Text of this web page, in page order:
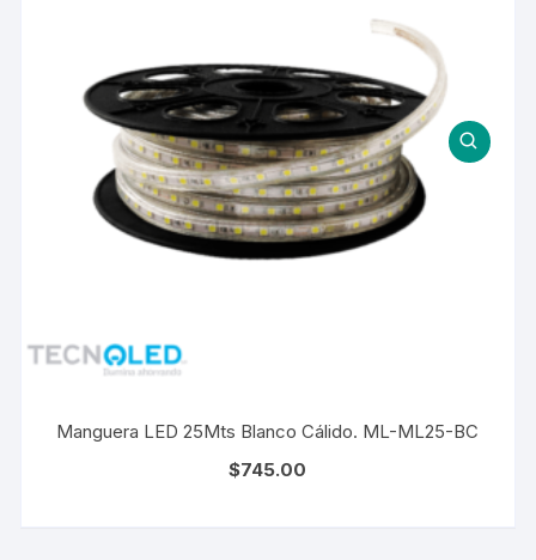
Manguera LED 25Mts Blanco Cálido. ML-ML25-BC
$745.00